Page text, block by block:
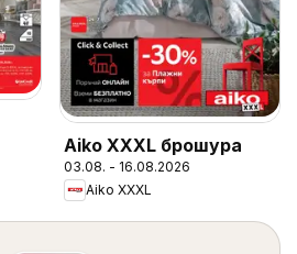
Aiko XXXL брошура
03.08. - 16.08.2026
Aiko XXXL